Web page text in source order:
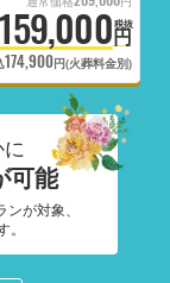
159,000円
税抜
174,900円(火葬料金別)
可能
が対象、